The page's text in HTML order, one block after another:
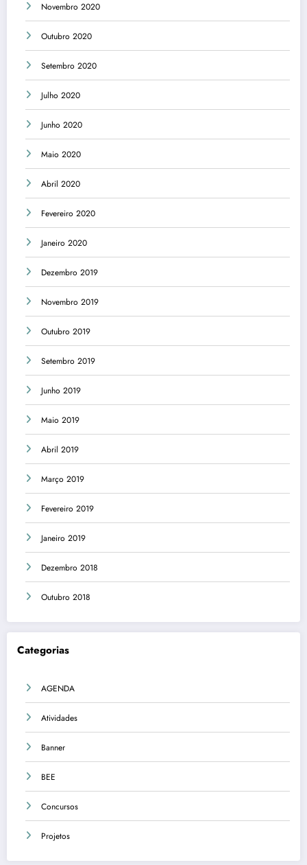
Novembro 2020
Outubro 2020
Setembro 2020
Julho 2020
Junho 2020
Maio 2020
Abril 2020
Fevereiro 2020
Janeiro 2020
Dezembro 2019
Novembro 2019
Outubro 2019
Setembro 2019
Junho 2019
Maio 2019
Abril 2019
Março 2019
Fevereiro 2019
Janeiro 2019
Dezembro 2018
Outubro 2018
Categorias
AGENDA
Atividades
Banner
BEE
Concursos
Projetos